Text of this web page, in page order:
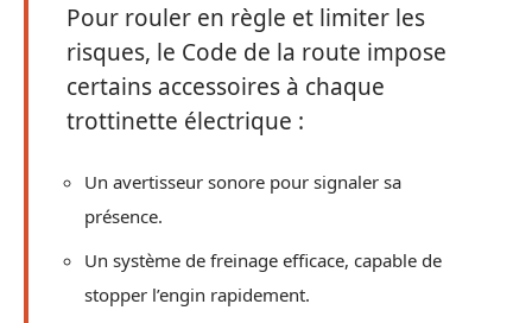
Pour rouler en règle et limiter les
risques, le Code de la route impose
certains accessoires à chaque
trottinette électrique :
Un avertisseur sonore pour signaler sa
présence.
Un système de freinage efficace, capable de
stopper l’engin rapidement.